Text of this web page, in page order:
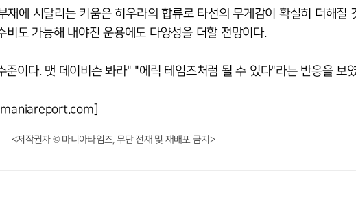
재에 시달리는 키움은 히우라의 합류로 타선의 무게감이 확실히 더해질
도 가능해 내야진 운용에도 다양성을 더할 전망이다.
이다. 맷 데이비슨 봐라" "에릭 테임즈처럼 될 수 있다"라는 반응을 보
<저작권자 © 마니아타임즈, 무단 전재 및 재배포 금지>